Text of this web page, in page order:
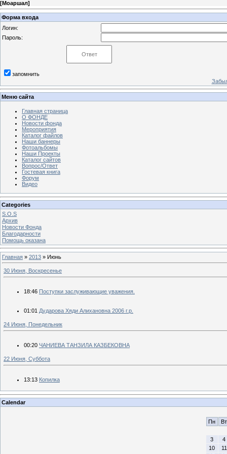
[Моаршал]
Форма входа
Логин:
Пароль:
запомнить
Меню сайта
Главная страница
О ФОНДЕ
Новости фонда
Мероприятия
Каталог файлов
Наши баннеры
Фотоальбомы
Наши Проекты
Каталог сайтов
Вопрос/Ответ
Гостевая книга
Форум
Видео
Categories
S.O.S
Архив
Новости Фонда
Благодарности
Помощь оказана
Главная » 2013 » Июнь
30 Июня, Воскресенье
18:46 Поступки заслуживающие уважения.
01:01 Дударова Хяди Алихановна 2006 г.р.
24 Июня, Понедельник
00:20 ЧАНИЕВА ТАНЗИЛА КАЗБЕКОВНА
22 Июня, Суббота
13:13 Копилка
Calendar
Пн Вт
3
4
10
11